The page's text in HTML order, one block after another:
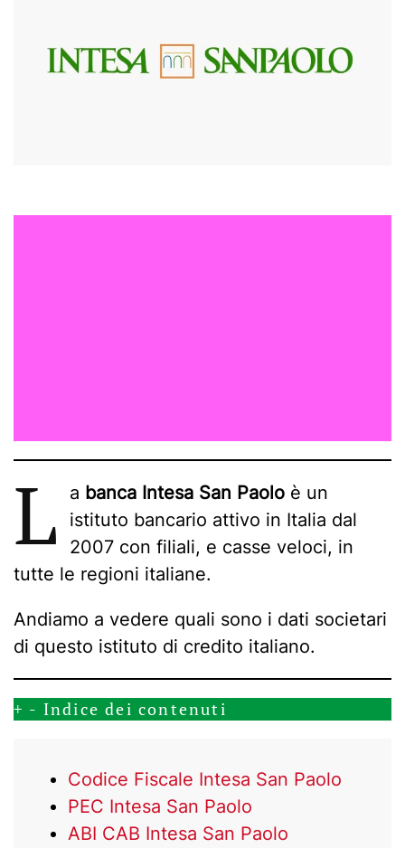
L a banca Intesa San Paolo è un
istituto bancario attivo in Italia dal
2007 con filiali, e casse veloci, in
tutte le regioni italiane.
Andiamo a vedere quali sono i dati societari
di questo istituto di credito italiano.
+ - Indice dei contenuti
Codice Fiscale Intesa San Paolo
PEC Intesa San Paolo
ABI CAB Intesa San Paolo